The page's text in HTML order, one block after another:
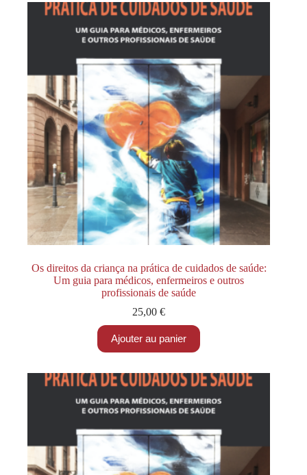
Os direitos da criança na prática de cuidados de saúde:
Um guia para médicos, enfermeiros e outros
profissionais de saúde
25,00€
Ajouter au panier